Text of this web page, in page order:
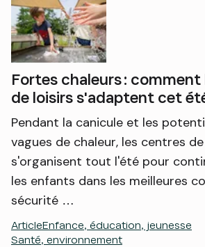
Fortes chaleurs :
de loisirs s'adaptent cet
Pendant la canicule et les
vagues de chaleur, les centres
s'organisent tout l'été pour
les enfants dans les meilleures
sécurité …
ArticleEnfance, éducation, jeunesse
Santé, environnement